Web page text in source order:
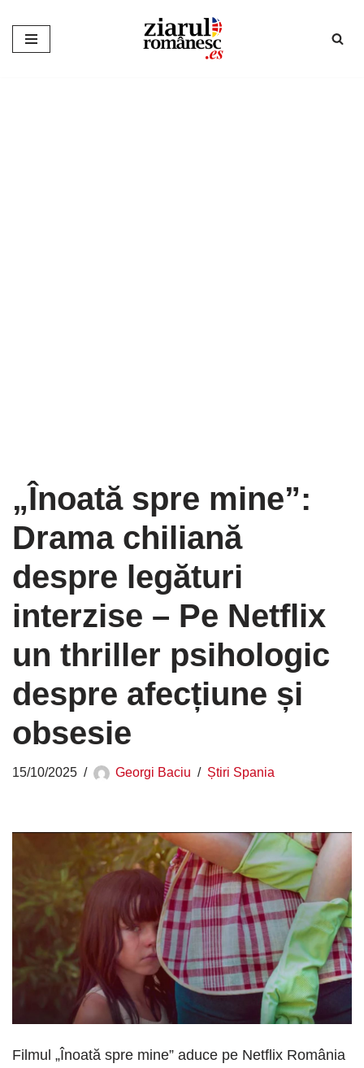
Sari
„Înoată spre mine”:
Drama chiliană
despre legături
interzise – Pe Netflix
un thriller psihologic
despre afecțiune și
obsesie
15/10/2025 Georgi Baciu Știri Spania
Filmul „Înoată spre mine” aduce pe Netflix România